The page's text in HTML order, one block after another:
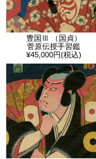
豊国Ⅲ （国貞）
菅原伝授手習鑑
¥45,000円(税込)